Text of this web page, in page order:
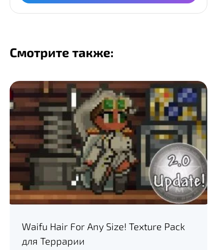
Смотрите также:
Waifu Hair For Any Size! Texture Pack
для Террарии